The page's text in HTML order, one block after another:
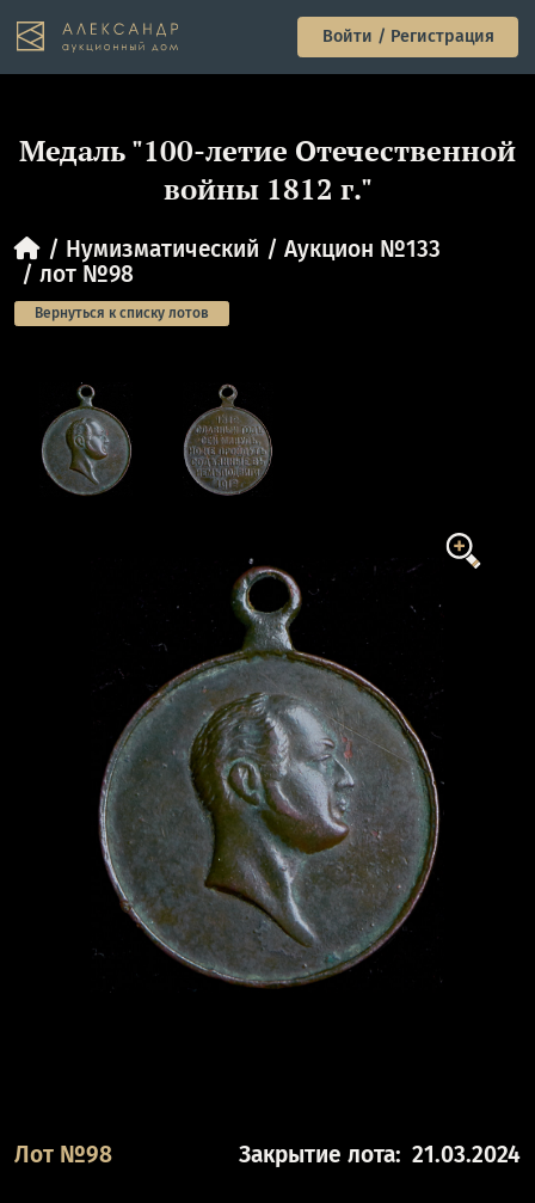
Войти / Регистрация
Медаль "100-летие Отечественной
войны 1812 г."
Нумизматический
Аукцион №133
лот №98
Вернуться к списку лотов
Лот №98 Закрытие лота: 21.03.2024